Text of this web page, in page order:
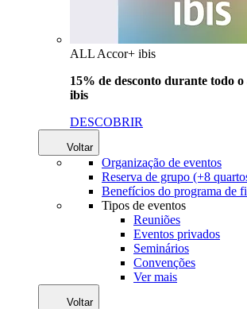
ALL Accor+ ibis
15% de desconto durante todo o
ibis
DESCOBRIR
Voltar
Organização de eventos
Reserva de grupo (+8
Benefícios do programa de
Tipos de eventos
Reuniões
Eventos privados
Seminários
Convenções
Ver mais
Voltar